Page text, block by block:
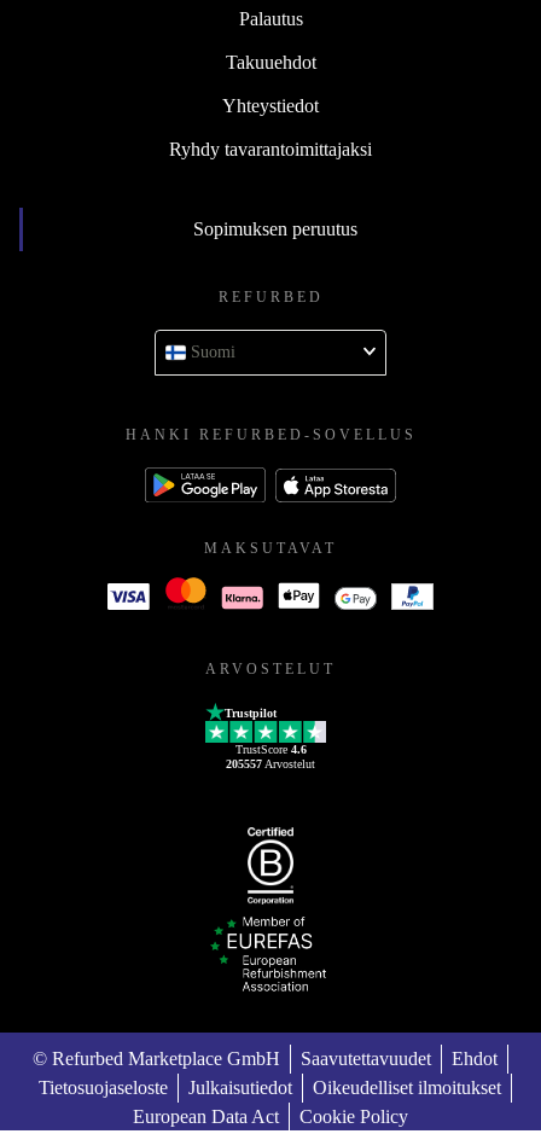
Palautus
Takuuehdot
Yhteystiedot
Ryhdy tavarantoimittajaksi
Sopimuksen peruutus
REFURBED
Suomi
HANKI REFURBED-SOVELLUS
MAKSUTAVAT
ARVOSTELUT
Trustpilot
TrustScore 4.6
205557Arvostelut
© Refurbed Marketplace GmbH Saavutettavuudet
Ehdot
Tietosuojaseloste
Julkaisutiedot
Oikeudelliset ilmoitukset
European Data Act
Cookie Policy